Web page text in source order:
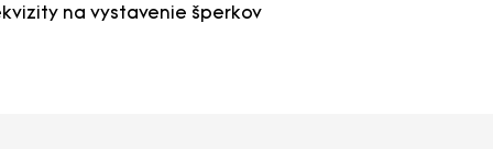
na vystavenie šperkov